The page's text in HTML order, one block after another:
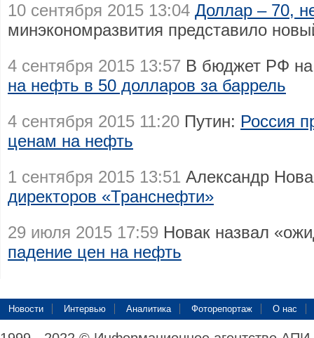
10 сентября 2015 13:04 Доллар – 70,
минэкономразвития представило
4 сентября 2015 13:57 В бюджет РФ
на нефть в 50 долларов за баррель
4 сентября 2015 11:20 Путин: Россия
ценам на нефть
1 сентября 2015 13:51 Александр
директоров «Транснефти»
29 июля 2015 17:59 Новак назвал
падение цен на нефть
Новости Интервью Аналитика Фоторепортаж О нас